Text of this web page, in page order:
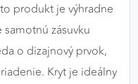
produkt je výhradne
zásuvku
o dizajnový prvok,
Kryt je ideálny